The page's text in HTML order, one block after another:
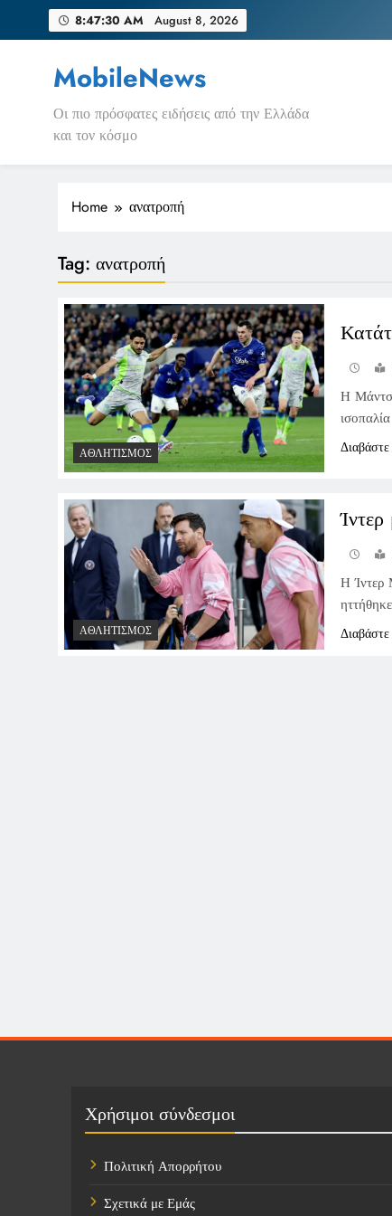
8:47:30 AM August 8, 2026
MobileNews
Οι πιο πρόσφατες ειδήσεις από την Ελλάδα
και τον κόσμο
Home ανατροπή
Tag: ανατροπή
ΑΘΛΗΤΙΣΜΌΣ
Η
ΑΘΛΗΤΙΣΜΌΣ
Ίντερ
Η Ίντερ
Χρήσιμοι σύνδεσμοι
Πολιτική Απορρήτου
Σχετικά με Εμάς